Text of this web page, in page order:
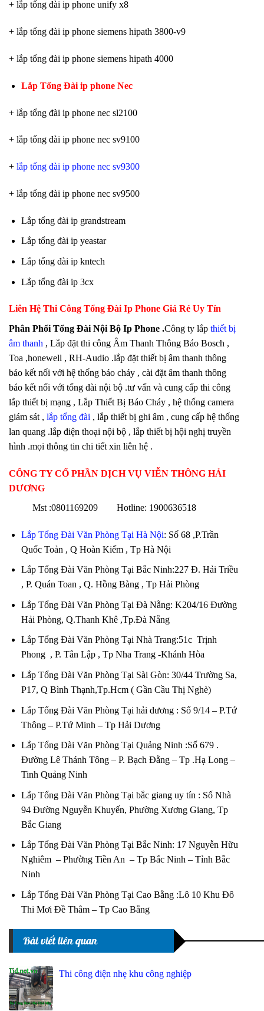
+ lắp tổng đài ip phone unify x8
+ lắp tổng đài ip phone siemens hipath 3800-v9
+ lắp tổng đài ip phone siemens hipath 4000
Lắp Tổng Đài ip phone Nec
+ lắp tổng đài ip phone nec sl2100
+ lắp tổng đài ip phone nec sv9100
+ lắp tổng đài ip phone nec sv9300
+ lắp tổng đài ip phone nec sv9500
Lắp tổng đài ip grandstream
Lắp tổng đài ip yeastar
Lắp tổng đài ip kntech
Lắp tổng đài ip 3cx
Liên Hệ Thi Công Tổng Đài Ip Phone Giá Rẻ Uy Tín
Phân Phối Tổng Đài Nội Bộ Ip Phone .Công ty lắp thiết bị
âm thanh , Lắp đặt thi công Âm Thanh Thông Báo Bosch ,
Toa ,honewell , RH-Audio .lắp đặt thiết bị âm thanh thông
báo kết nối với hệ thống báo cháy , cài đặt âm thanh thông
báo kết nối với tổng đài nội bộ .tư vấn và cung cấp thi công
lắp thiết bị mạng , Lắp Thiết Bị Báo Cháy , hệ thống camera
giám sát , lắp tổng đài , lắp thiết bị ghi âm , cung cấp hệ thống
lan quang .lắp điện thoại nội bộ , lắp thiết bị hội nghị truyền
hình .mọi thông tin chi tiết xin liên hệ .
CÔNG TY CỔ PHẦN DỊCH VỤ VIỄN THÔNG HẢI
DƯƠNG
Mst :0801169209 Hotline: 1900636518
Lắp Tổng Đài Văn Phòng Tại Hà Nội: Số 68 ,P.Trần
Quốc Toản , Q Hoàn Kiếm , Tp Hà Nội
Lắp Tổng Đài Văn Phòng Tại Bắc Ninh:227 Đ. Hải Triều
, P. Quán Toan , Q. Hồng Bàng , Tp Hải Phòng
Lắp Tổng Đài Văn Phòng Tại Đà Nẵng: K204/16 Đường
Hải Phòng, Q.Thanh Khê ,Tp.Đà Nẵng
Lắp Tổng Đài Văn Phòng Tại Nhà Trang:51c Trịnh
Phong , P. Tân Lập , Tp Nha Trang -Khánh Hòa
Lắp Tổng Đài Văn Phòng Tại Sài Gòn: 30/44 Trường Sa,
P17, Q Bình Thạnh,Tp.Hcm ( Gần Cầu Thị Nghè)
Lắp Tổng Đài Văn Phòng Tại hải dương : Số 9/14 – P.Tứ
Thông – P.Tứ Minh – Tp Hải Dương
Lắp Tổng Đài Văn Phòng Tại Quảng Ninh :Số 679 .
Đường Lê Thánh Tông – P. Bạch Đằng – Tp .Hạ Long –
Tinh Quảng Ninh
Lắp Tổng Đài Văn Phòng Tại bắc giang uy tín : Số Nhà
94 Đường Nguyễn Khuyến, Phường Xương Giang, Tp
Bắc Giang
Lắp Tổng Đài Văn Phòng Tại Bắc Ninh: 17 Nguyễn Hữu
Nghiêm – Phường Tiền An – Tp Bắc Ninh – Tỉnh Bắc
Ninh
Lắp Tổng Đài Văn Phòng Tại Cao Bằng :Lô 10 Khu Đô
Thi Mơi Đề Thâm – Tp Cao Bằng
Bài viết liên quan
Thi công điện nhẹ khu công nghiệp